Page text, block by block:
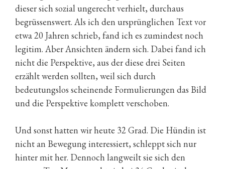
dieser sich sozial ungerecht verhielt, durchaus
begrüssenswert. Als ich den ursprünglichen Text vor
etwa 20 Jahren schrieb, fand ich es zumindest noch
legitim. Aber Ansichten ändern sich. Dabei fand ich
nicht die Perspektive, aus der diese drei Seiten
erzählt werden sollten, weil sich durch
bedeutungslos scheinende Formulierungen das Bild
und die Perspektive komplett verschoben.
Und sonst hatten wir heute 32 Grad. Die Hündin ist
nicht an Bewegung interessiert, schleppt sich nur
hinter mit her. Dennoch langweilt sie sich den